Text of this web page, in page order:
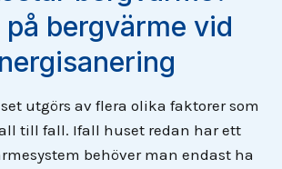
på bergvärme vid
utgörs av flera olika faktorer som
till fall. Ifall huset redan har ett
behöver man endast ha